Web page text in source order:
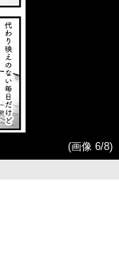
(画像 6/8)